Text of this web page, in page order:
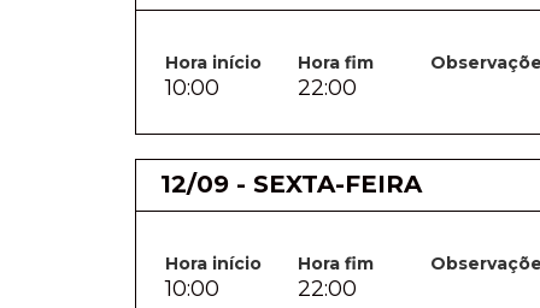
Hora início Hora fim
10:00 22:00
12/09 - SEXTA-FEIRA
Hora início Hora fim
10:00 22:00